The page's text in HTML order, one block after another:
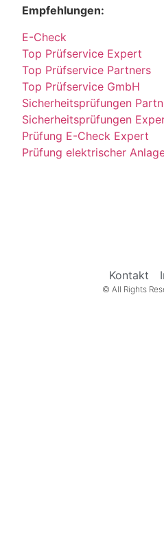
Empfehlungen:
E-Check
Top Prüfservice Expert
Top Prüfservice Partners
Top Prüfservice GmbH
Sicherheitsprüfungen
Sicherheitsprüfungen
Prüfung E-Check Expert
Prüfung elektrischer
Kontakt
© All Rights